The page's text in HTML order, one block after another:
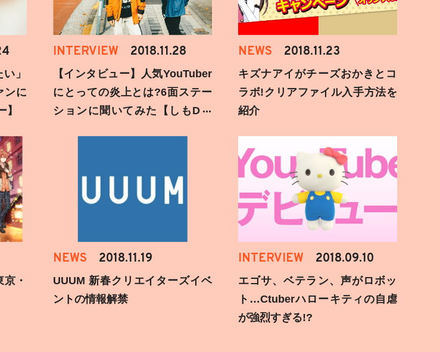
」
ンに
INTERVIEW 2018.11.28
【インタビュー】人気YouTuber
にとっての炎上とは?6面ステー
ションに聞いてみた【しもD遅
NEWS 2018.11.23
キズナアイがチーズおかきとコ
ラボ!クリアファイル入手方法を
紹介
・
NEWS 2018.11.19
UUUM 新春クリエイターズイベ
ントの情報解禁
INTERVIEW 2018.09.10
エゴサ、ベテラン、声がロボッ
ト…Ctuberハローキティの自虐
が強烈すぎる!?